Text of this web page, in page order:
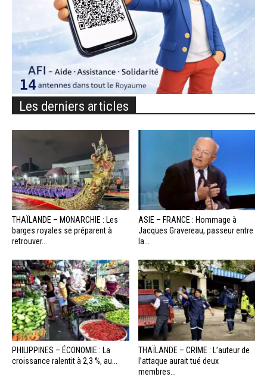
Les derniers articles
THAÏLANDE – MONARCHIE : Les
barges royales se préparent à
retrouver...
ASIE – FRANCE : Hommage à
Jacques Gravereau, passeur entre
la...
PHILIPPINES – ÉCONOMIE : La
croissance ralentit à 2,3 %, au...
THAÏLANDE – CRIME : L’auteur de
l’attaque aurait tué deux
membres...